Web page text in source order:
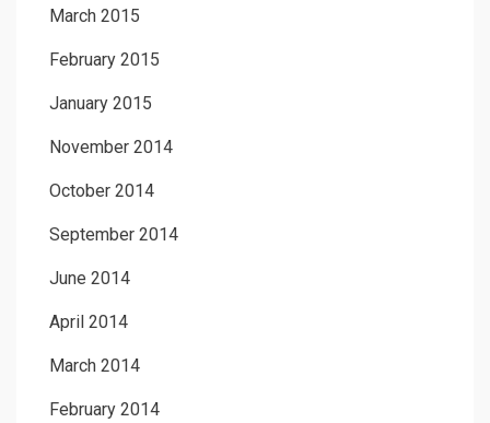
March 2015
February 2015
January 2015
November 2014
October 2014
September 2014
June 2014
April 2014
March 2014
February 2014